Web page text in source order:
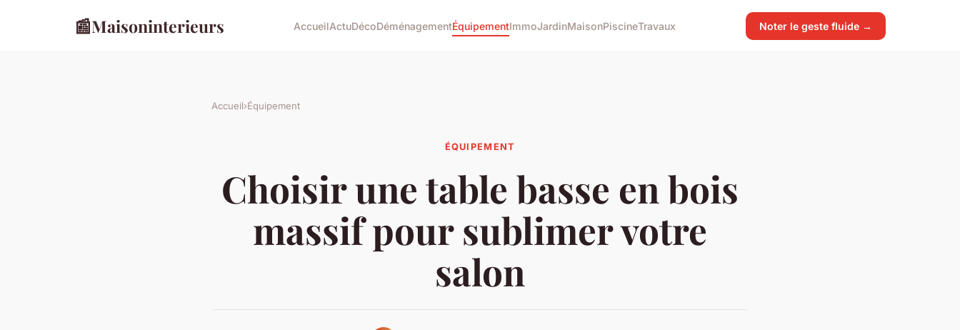
📰Maisoninterieurs AccueilActuDécoDéménagementÉquipementImmoJardinMaisonPiscineTravaux Noter le geste fluide →
Accueil›Équipement
ÉQUIPEMENT
Choisir une table basse en bois
massif pour sublimer votre
salon